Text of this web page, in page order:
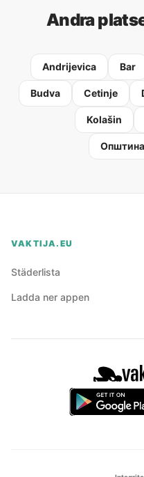
Andra
Andrijevica Bar
Budva Cetinje
Kolašin
VAKTIJA.EU
Städerlista
Ladda ner appen